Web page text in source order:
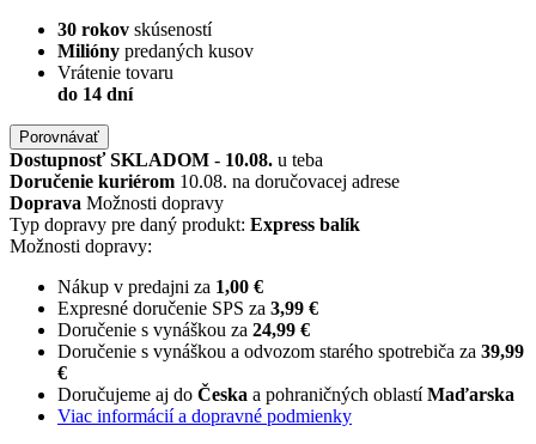
30 rokov skúseností
Milióny predaných kusov
Vrátenie tovaru
do 14 dní
Porovnávať
DostupnosťSKLADOM - 10.08. u teba
Doručenie kuriérom 10.08. na doručovacej adrese
Doprava Možnosti dopravy
Typ dopravy pre daný produkt: Express balík
Možnosti dopravy:
Nákup v predajni za 1,00 €
Expresné doručenie SPS za 3,99 €
Doručenie s vynáškou za 24,99 €
Doručenie s vynáškou a odvozom starého spotrebiča za 39,99
€
Doručujeme aj do Česka a pohraničných oblastíMaďarska
Viac informácií a dopravné podmienky